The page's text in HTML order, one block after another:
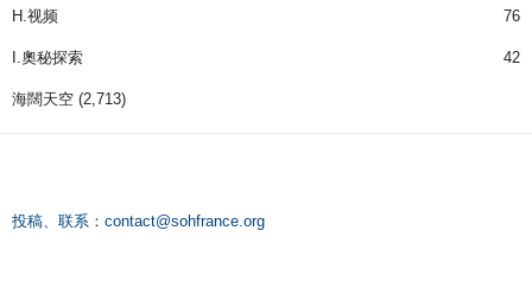
H.视频 76
I.奧秘探索 42
海闊天空 (2,713)
投稿、联系： contact@sohfrance.org